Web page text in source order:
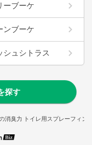
消臭力 トイレ用スプレーフィン
ーブーケ
ンブーケ
シュシトラス
探す